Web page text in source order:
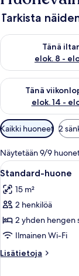
Tarkista
Tänä
elok. 8 -
Tarkista tämän
Tänä
elok. 14 -
Tarkista tämän
Huoneille
saatavilla
olevia
suodattimia
Kaikki huoneet 2
Näytetään 9/9
Avaa
kaikki
huonetyypin
Standard-
huone
kuvat
4
Standard-huone
15 m²
2 henkilöä
2 yhden hengen
Ilmainen Wi-Fi
Lisätietoja
Lisätietoja